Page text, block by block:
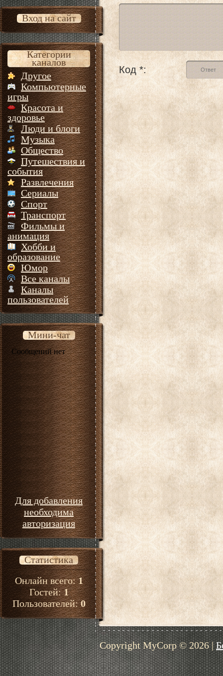
Вход на сайт
Категории
каналов
Другое
Компьютерные
игры
Красота и
здоровье
Люди и блоги
Музыка
Общество
Путешествия и
события
Развлечения
Сериалы
Спорт
Транспорт
Фильмы и
анимация
Хобби и
образование
Юмор
Все каналы
Каналы
пользователей
Мини-чат
Для добавления
необходима
авторизация
Статистика
Онлайн всего:1
Гостей:1
Пользователей:0
Код *:
Copyright MyCorp © 2026|